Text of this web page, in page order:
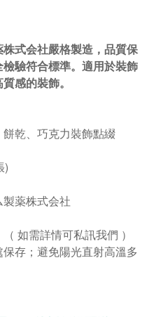
式会社嚴格製造，品質保
驗符合標準。適用於裝飾
感的裝飾。
乾、巧克力裝飾點綴
)
薬株式会社
（ 如需詳情可私訊我們 ）
存；避免陽光直射高溫多